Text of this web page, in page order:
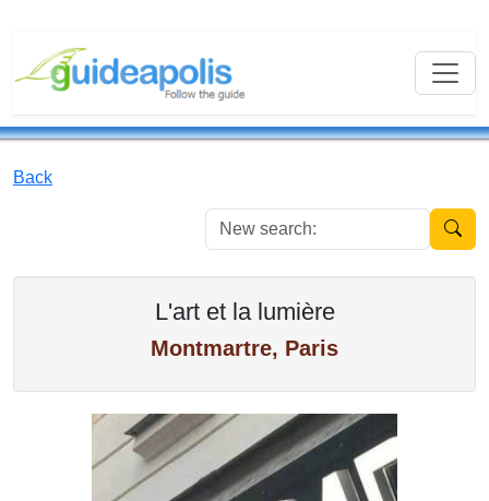
Back
New
L'art et la lumière
Montmartre, Paris